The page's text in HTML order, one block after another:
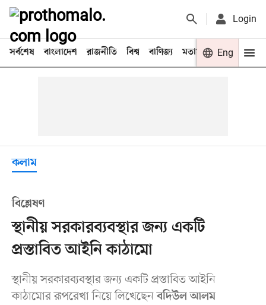
Login
সর্বশেষ বাংলাদেশ রাজনীতি বিশ্ব বাণিজ্য মতামত খেলা
Eng
কলাম
বিশ্লেষণ
স্থানীয় সরকারব্যবস্থার জন্য একটি
প্রস্তাবিত আইনি কাঠামো
স্থানীয় সরকারব্যবস্থার জন্য একটি প্রস্তাবিত আইনি
কাঠামোর রূপরেখা নিয়ে লিখেছেনবদিউল আলম